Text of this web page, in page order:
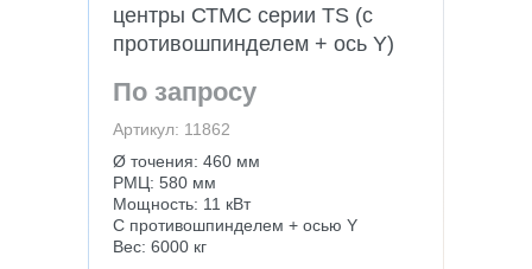
центры СТМС серии TS (с
противошпинделем + ось Y)
По запросу
Артикул: 11862
Ø точения: 460 мм
РМЦ: 580 мм
Мощность: 11 кВт
С противошпинделем + осью Y
Вес: 6000 кг